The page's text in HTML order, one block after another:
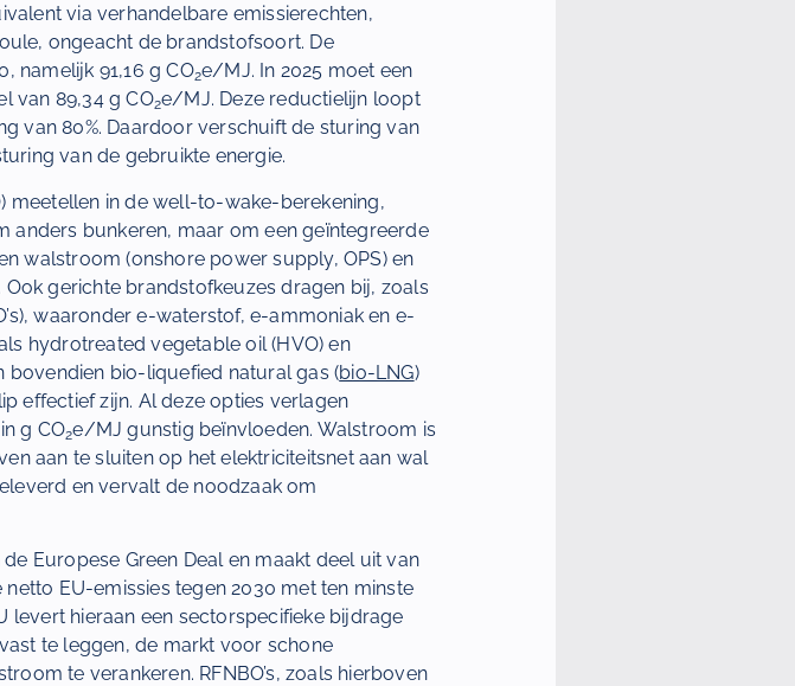
via verhandelbare emissierechten,
ongeacht de brandstofsoort. De
namelijk 91,16 g CO2e/MJ. In 2025 moet een
van 89,34 g CO2e/MJ. Deze reductielijn loopt
van 80%. Daardoor verschuift de sturing van
van de gebruikte energie.
meetellen in de well-to-wake-berekening,
anders bunkeren, maar om een geïntegreerde
walstroom (onshore power supply, OPS) en
Ook gerichte brandstofkeuzes dragen bij, zoals
waaronder e-waterstof, e-ammoniak en e-
hydrotreated vegetable oil (HVO) en
bovendien bio-liquefied natural gas (bio-LNG)
effectief zijn. Al deze opties verlagen
g CO2e/MJ gunstig beïnvloeden. Walstroom is
aan te sluiten op het elektriciteitsnet aan wal
en vervalt de noodzaak om
Europese Green Deal en maakt deel uit van
EU-emissies tegen 2030 met ten minste
levert hieraan een sectorspecifieke bijdrage
te leggen, de markt voor schone
te verankeren. RFNBO’s, zoals hierboven